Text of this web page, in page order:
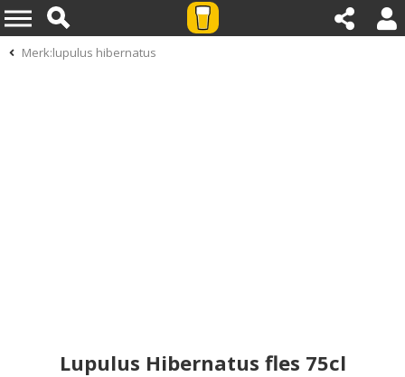
Merk:lupulus hibernatus
Lupulus Hibernatus fles 75cl